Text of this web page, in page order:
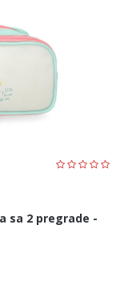
sa 2 pregrade -